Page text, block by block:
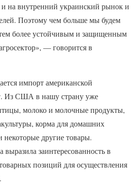
на внутренний украинский рынок и
Поэтому чем больше мы будем
более устойчивым и защищенным
— говорится в
импорт американской
Из США в нашу страну уже
молоко и молочные продукты,
корма для домашних
другие товары.
выразила заинтересованность в
позиций для осуществления